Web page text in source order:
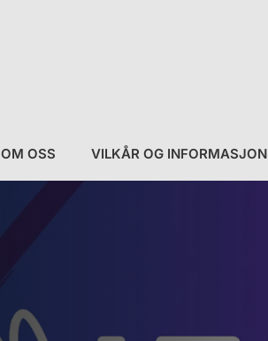
OM OSS VILKÅR OG INFORMASJON